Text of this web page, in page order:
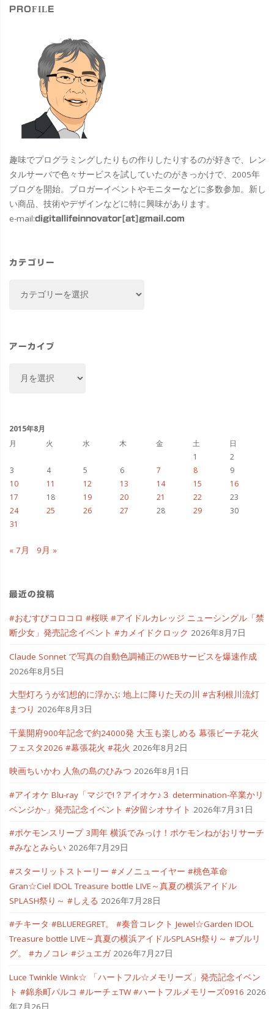
PROFILE
趣味でプログラミングしたりもの作りしたりするのが好きで、レン
タルサーバで色々サービスを試していたのがきっかけで、2005年
ブログを開始。ブロガーイベントやモニターなどに多数参加。新し
い商品、技術やデザインなどに特に興味があります。
e-mail:digitallifeinnovator[at]gmail.com
カテゴリー
ー
アーカイブ
ブ
2015年8月
月
火 水 木 金 土
日
1
2
3
4 5 6 7 8
9
10
11 12 13 14 15
16
17
18 19 20 21 22
23
24
25 26 27 28 29
30
31
« 7月 9月 »
最近の投稿
#おむすびコロコロ #桜咲 #アイドルカレッジ ニューシングル「禁
断少女」発売記念イベント #カメイドクロック 2026年8月7日
Claude Sonnet で写真の自動色調補正のWEBサービスを爆速作成
2026年8月5日
大型灯ろうが幻想的に浮かぶ 地上に降りた天の川 #古利根川流灯
まつり 2026年8月3日
千葉開府900年記念で約24000発 大玉も楽しめる 幕張ビーチ花火
フェスタ2026 #幕張花火 #花火 2026年8月2日
映画ちいかわ 人魚の島のひみつ 2026年8月1日
#アイオケ Blu-ray「マジで!？アイオケ♪３ determination-卒業かリ
ベンジか-」発売記念イベント #汐留シオサイト 2026年7月31日
#ポケモンスリープ 3周年 横浜でみっけ！ポケモンねがおリサーチ
#みなとみらい 2026年7月29日
#スターリットストーリー #メノニューイヤー #桃色革命
Gran☆Ciel IDOL Treasure bottle LIVE～真夏の横浜アイドル
SPLASH祭り～ #しえる 2026年7月28日
#チキータ #BLUEREGRET。 #奏音コレクト Jewel☆Garden IDOL
Treasure bottle LIVE～真夏の横浜アイドルSPLASH祭り～ #ブルリ
グ。 #カノコレ #ジュエガ 2026年7月27日
Luce Twinkle Wink☆ 「ハートフル☆メモリーズ」発売記念イベン
ト #錦糸町パルコ #ルーチェTW #ハートフルメモリーズ0916 2026
年7月26日